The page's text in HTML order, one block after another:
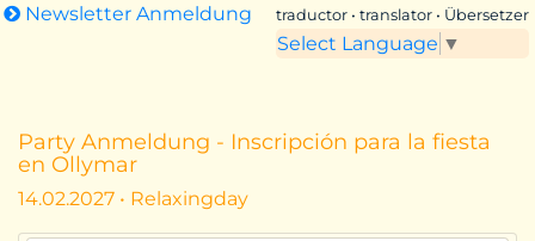
Newsletter Anmeldung traductor • translator • Übersetzer
Select Language ▼
Party Anmeldung - Inscripción para la fiesta
en Ollymar
14.02.2027 • Relaxingday